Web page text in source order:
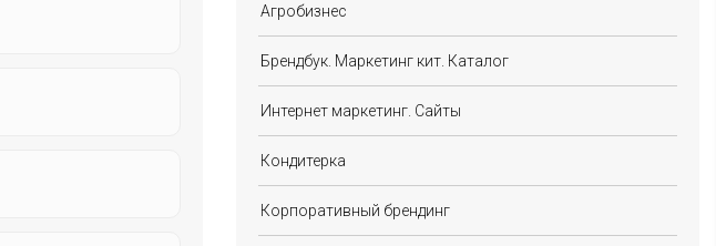
Агробизнес
Брендбук. Маркетинг кит. Каталог
Интернет маркетинг. Сайты
Кондитерка
Корпоративный брендинг